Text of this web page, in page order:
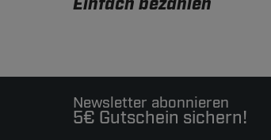
Einfach bezahlen
Newsletter abonnieren
5€ Gutschein sichern!